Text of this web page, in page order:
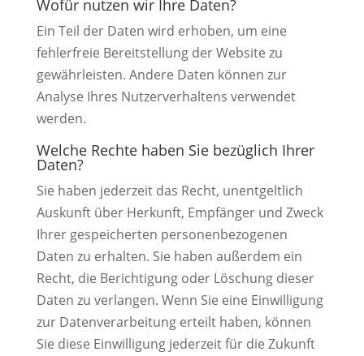
Wofür nutzen wir Ihre Daten?
Ein Teil der Daten wird erhoben, um eine
fehlerfreie Bereitstellung der Website zu
gewährleisten. Andere Daten können zur
Analyse Ihres Nutzerverhaltens verwendet
werden.
Welche Rechte haben Sie bezüglich Ihrer
Daten?
Sie haben jederzeit das Recht, unentgeltlich
Auskunft über Herkunft, Empfänger und Zweck
Ihrer gespeicherten personenbezogenen
Daten zu erhalten. Sie haben außerdem ein
Recht, die Berichtigung oder Löschung dieser
Daten zu verlangen. Wenn Sie eine Einwilligung
zur Datenverarbeitung erteilt haben, können
Sie diese Einwilligung jederzeit für die Zukunft